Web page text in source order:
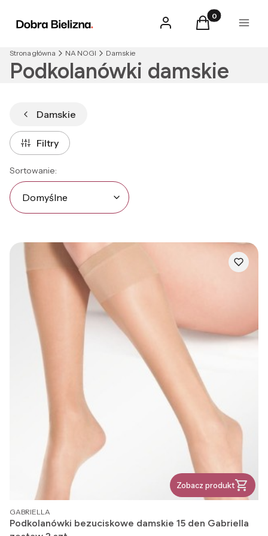
Zaloguj sięProdukty w
Koszyk Menu
Strona główna NA NOGI Damskie
Podkolanówki damskie
Damskie
Filtry
Lista produktów
Sortowanie:
Domyślne
Zobacz produkt
PRODUCENT
GABRIELLA
Podkolanówki bezuciskowe damskie 15 den Gabriella